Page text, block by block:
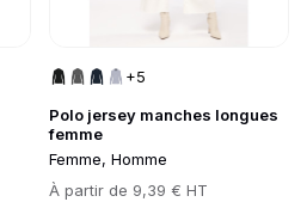
Polo jersey manches longues
femme
Femme, Homme
Prix
À partir de 9,39 € HT
+5